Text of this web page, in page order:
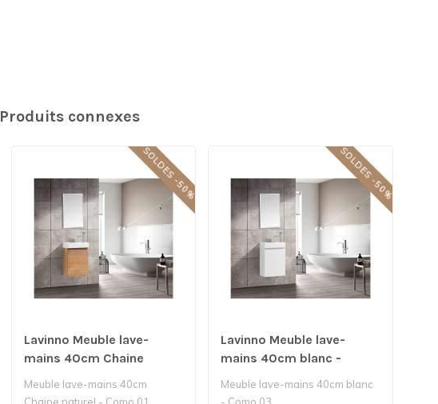
Produits connexes
SOLDES -50%
Lavinno Meuble lave-
mains 40cm Chaine
Meuble lave-mains 40cm
Chaine naturel - Como 01
SOLDES -50%
Lavinno Meuble lave-
mains 40cm blanc -
Meuble lave-mains 40cm blanc
- Como 03